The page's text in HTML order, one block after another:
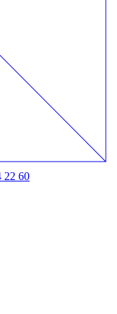
22 60